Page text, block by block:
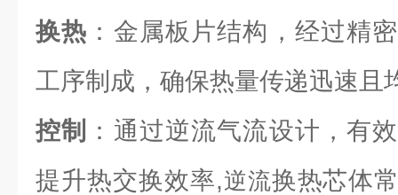
换热 ：金属板片结构，经过精
工序制成，确保热量传递迅速且
控制
：通过逆流气流设计，有
提升热交换效率,逆流换热芯体